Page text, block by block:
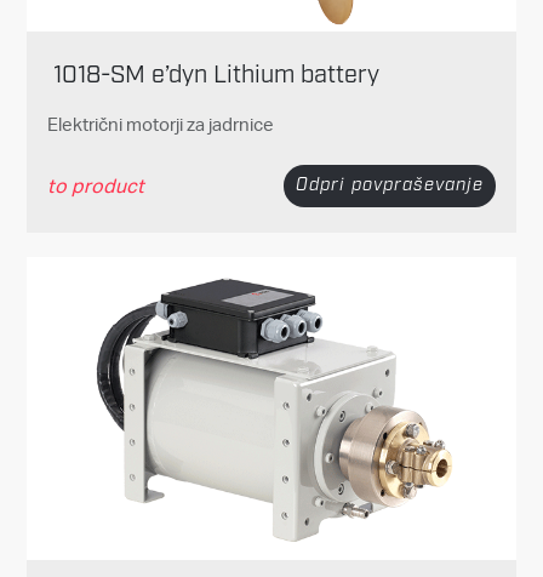
1018-SM e’dyn Lithium battery
Električni motorji za jadrnice
to product Odpri povpraševanje